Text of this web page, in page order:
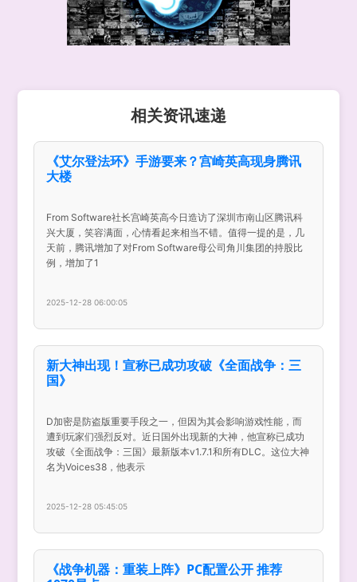
相关资讯速递
《艾尔登法环》手游要来？宫崎英高现身腾讯
大楼
From Software社长宫崎英高今日造访了深圳市南山区腾讯科
兴大厦，笑容满面，心情看起来相当不错。值得一提的是，几
天前，腾讯增加了对From Software母公司角川集团的持股比
例，增加了1
2025-12-28 06:00:05
新大神出现！宣称已成功攻破《全面战争：三
国》
D加密是防盗版重要手段之一，但因为其会影响游戏性能，而
遭到玩家们强烈反对。近日国外出现新的大神，他宣称已成功
攻破《全面战争：三国》最新版本v1.7.1和所有DLC。这位大神
名为Voices38，他表示
2025-12-28 05:45:05
《战争机器：重装上阵》PC配置公开 推荐